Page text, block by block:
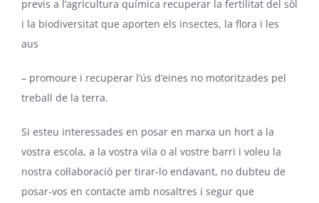
previs a l’agricultura química recuperar la fertilitat del sòl
i la biodiversitat que aporten els insectes, la flora i les
aus
– promoure i recuperar l’ús d’eines no motoritzades pel
treball de la terra.
Si esteu interessades en posar en marxa un hort a la
vostra escola, a la vostra vila o al vostre barri i voleu la
nostra col·laboració per tirar-lo endavant, no dubteu de
posar-vos en contacte amb nosaltres i segur que